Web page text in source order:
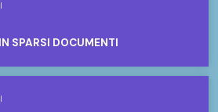
SPARSI DOCUMENTI